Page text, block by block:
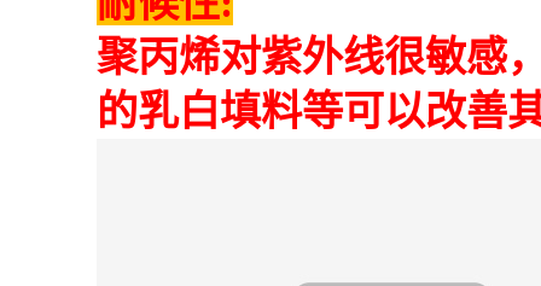
聚丙烯对紫外线很敏感
的乳白填料等可以改善